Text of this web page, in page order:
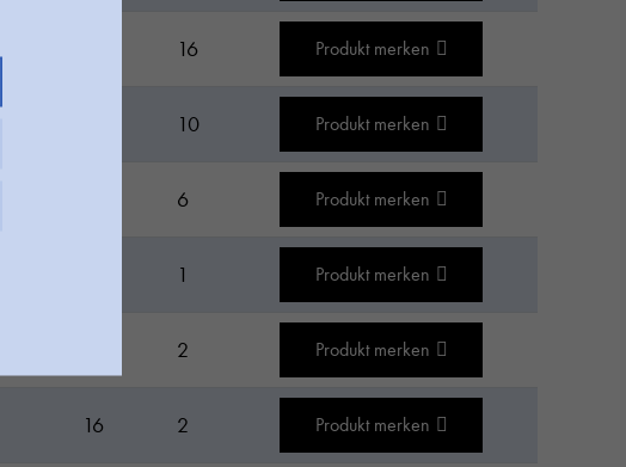
16 Produkt merken
10 Produkt merken
6 Produkt merken
1 Produkt merken
2 Produkt merken
16 2 Produkt merken